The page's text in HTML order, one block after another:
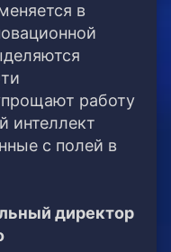
в
работу
интеллект
с полей в
директор